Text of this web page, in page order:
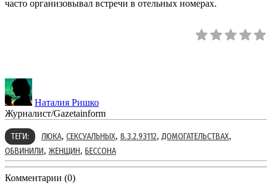
часто организовывал встречи в отельных номерах.
Наталия Ришко
Журналист/Gazetainform
ТЕГИ: ЛЮКА, СЕКСУАЛЬНЫХ, 8.3.2.93112, ДОМОГАТЕЛЬСТВАХ,
ОБВИНИЛИ, ЖЕНЩИН, БЕССОНА
Комментарии (0)